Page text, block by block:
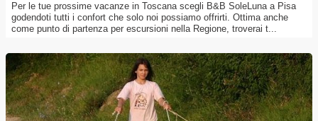
Per le tue prossime vacanze in Toscana scegli B&B SoleLuna a Pisa
godendoti tutti i confort che solo noi possiamo offrirti. Ottima anche
come punto di partenza per escursioni nella Regione, troverai t...